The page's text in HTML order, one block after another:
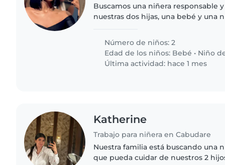
Buscamos una niñera responsable
nuestras dos hijas, una bebé y una
Número de niños: 2
Edad de los niños: Bebé • Niño
Última actividad: hace 1 mes
Katherine
Trabajo para niñera en Cabudare
Nuestra familia está buscando una
que pueda cuidar de nuestros 2